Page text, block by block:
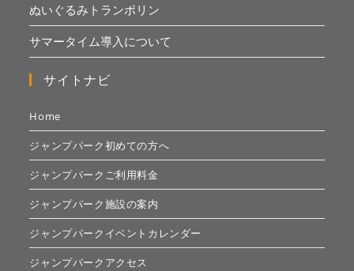
ぬいぐるみトランポリン
サマータイム導入について
サイトナビ
Home
ジャンプパーク初めての方へ
ジャンプパークご利用料金
ジャンプパーク施設の案内
ジャンプパークイベントカレンダー
ジャンプパークアクセス